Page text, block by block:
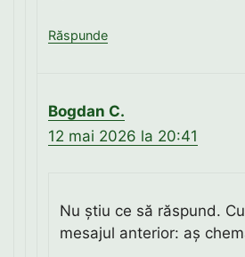
Răspunde
Bogdan C.
12 mai 2026 la 20:41
Nu știu ce să răspund.
mesajul anterior: aș